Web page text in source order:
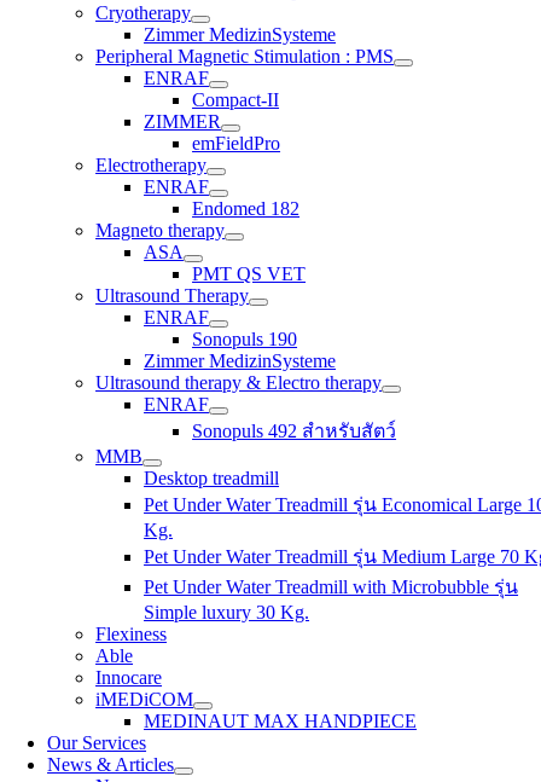
Cryotherapy
Zimmer MedizinSysteme
Peripheral Magnetic Stimulation : PMS
ENRAF
Compact-II
ZIMMER
emFieldPro
Electrotherapy
ENRAF
Endomed 182
Magneto therapy
ASA
PMT QS VET
Ultrasound Therapy
ENRAF
Sonopuls 190
Zimmer MedizinSysteme
Ultrasound therapy & Electro therapy
ENRAF
Sonopuls 492 สำหรับสัตว์
MMB
Desktop treadmill
Pet Under Water Treadmill รุ่น Economical Large
Kg.
Pet Under Water Treadmill รุ่น Medium Large 70
Pet Under Water Treadmill with Microbubble รุ่น
Simple luxury 30 Kg.
Flexiness
Able
Innocare
iMEDiCOM
MEDINAUT MAX HANDPIECE
Our Services
News & Articles